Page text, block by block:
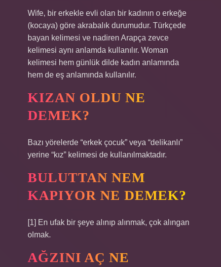
Wife, bir erkekle evli olan bir kadının o erkeğe
(kocaya) göre akrabalık durumudur. Türkçede
bayan kelimesi ve nadiren Arapça zevce
kelimesi aynı anlamda kullanılır. Woman
kelimesi hem günlük dilde kadın anlamında
hem de eş anlamında kullanılır.
KIZAN OLDU NE
DEMEK?
Bazı yörelerde “erkek çocuk” veya “delikanlı”
yerine “kız” kelimesi de kullanılmaktadır.
BULUTTAN NEM
KAPIYOR NE DEMEK?
[1] En ufak bir şeye alınıp alınmak, çok alıngan
olmak.
AĞZINI AÇ NE